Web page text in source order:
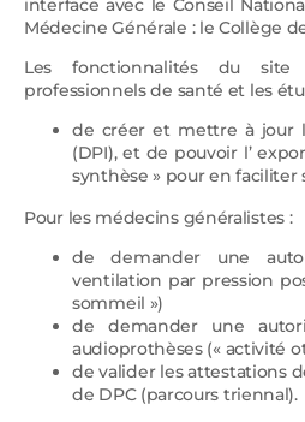
interface avec le Conseil
Médecine Générale : le Collège
Les fonctionnalités du
professionnels de santé et les
de créer et mettre à jour
(DPI), et de pouvoir l’
synthèse » pour en faciliter
Pour les médecins généralistes :
de demander une
ventilation par pression
sommeil »)
de demander une
audioprothèses (« activité
de valider les attestations
de DPC (parcours triennal).